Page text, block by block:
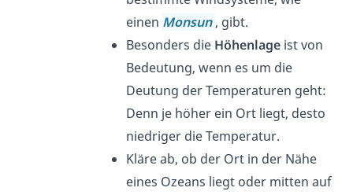
einen Monsun, gibt.
Besonders die Höhenlage ist von
Bedeutung, wenn es um die
Deutung der Temperaturen geht:
Denn je höher ein Ort liegt, desto
niedriger die Temperatur.
Kläre ab, ob der Ort in der Nähe
eines Ozeans liegt oder mitten auf